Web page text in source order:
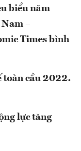
biểu năm
–
Times bình
toàn cầu 2022.
lực tăng